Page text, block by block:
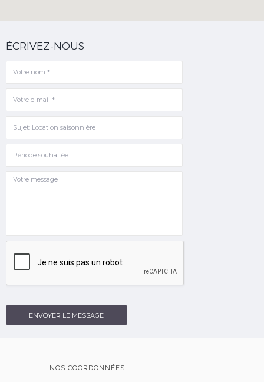
ÉCRIVEZ-NOUS
ENVOYER LE MESSAGE
NOS COORDONNÉES